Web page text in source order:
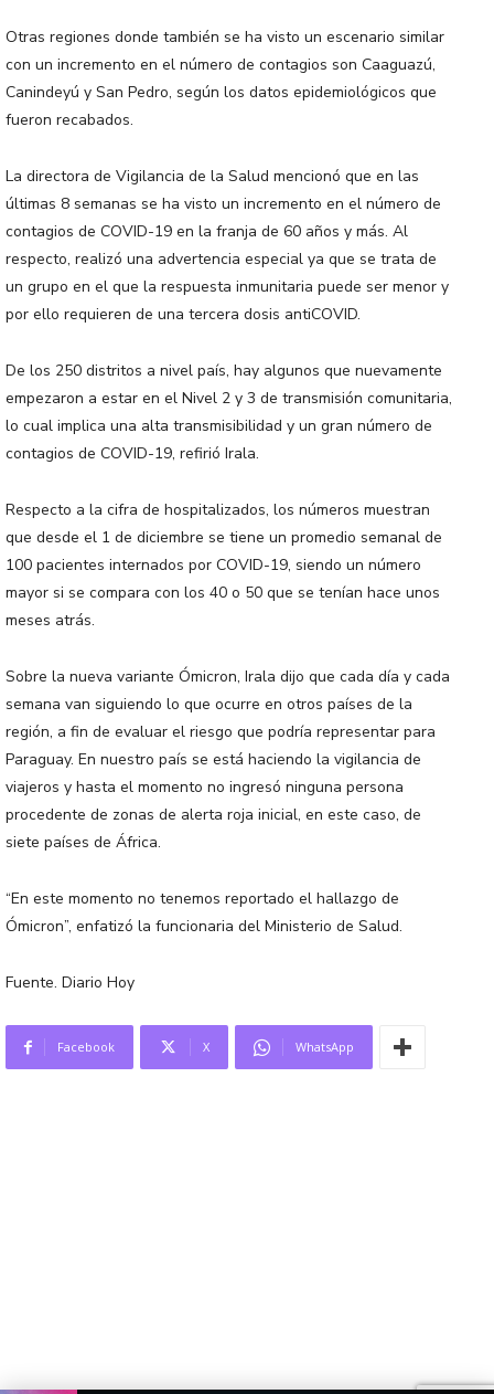
Otras regiones donde también se ha visto un escenario similar
con un incremento en el número de contagios son Caaguazú,
Canindeyú y San Pedro, según los datos epidemiológicos que
fueron recabados.
La directora de Vigilancia de la Salud mencionó que en las
últimas 8 semanas se ha visto un incremento en el número de
contagios de COVID-19 en la franja de 60 años y más. Al
respecto, realizó una advertencia especial ya que se trata de
un grupo en el que la respuesta inmunitaria puede ser menor y
por ello requieren de una tercera dosis antiCOVID.
De los 250 distritos a nivel país, hay algunos que nuevamente
empezaron a estar en el Nivel 2 y 3 de transmisión comunitaria,
lo cual implica una alta transmisibilidad y un gran número de
contagios de COVID-19, refirió Irala.
Respecto a la cifra de hospitalizados, los números muestran
que desde el 1 de diciembre se tiene un promedio semanal de
100 pacientes internados por COVID-19, siendo un número
mayor si se compara con los 40 o 50 que se tenían hace unos
meses atrás.
Sobre la nueva variante Ómicron, Irala dijo que cada día y cada
semana van siguiendo lo que ocurre en otros países de la
región, a fin de evaluar el riesgo que podría representar para
Paraguay. En nuestro país se está haciendo la vigilancia de
viajeros y hasta el momento no ingresó ninguna persona
procedente de zonas de alerta roja inicial, en este caso, de
siete países de África.
“En este momento no tenemos reportado el hallazgo de
Ómicron”, enfatizó la funcionaria del Ministerio de Salud.
Fuente. Diario Hoy
Facebook X WhatsApp